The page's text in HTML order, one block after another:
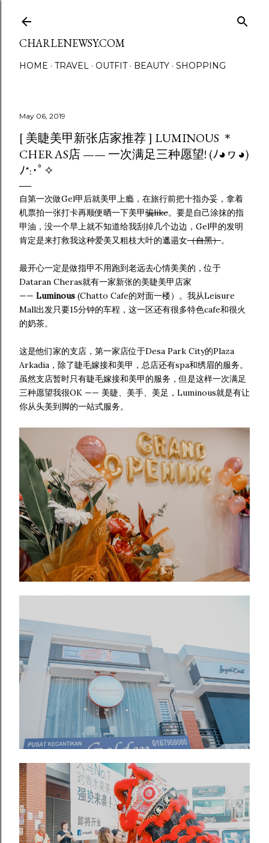
CHARLENEWSY.COM
HOME TRAVEL OUTFIT BEAUTY SHOPPING
May 06, 2019
[ 美睫美甲新张店家推荐 ] LUMINOUS ＊
CHERAS店 —— 一次满足三种愿望! (ﾉ◕ヮ◕)
ﾉ*:･ﾟ✧
自第一次做Gel甲后就美甲上瘾，在旅行前把十指办妥，拿着
机票拍一张打卡再顺便晒一下美甲骗like。要是自己涂抹的指
甲油，没一个早上就不知道给我刮掉几个边边，Gel甲的发明
肯定是来打救我这种爱美又粗枝大叶的邋遢女（自黑）。
最开心一定是做指甲不用跑到老远去心情美美的，位于
Dataran Cheras就有一家新张的美睫美甲店家
—— Luminous (Chatto Cafe的对面一楼） 。我从Leisure
Mall出发只要15分钟的车程，这一区还有很多特色cafe和很火
的奶茶。
这是他们家的支店，第一家店位于Desa Park City的Plaza
Arkadia，除了睫毛嫁接和美甲，总店还有spa和绣眉的服务。
虽然支店暂时只有睫毛嫁接和美甲的服务，但是这样一次满足
三种愿望我很OK —— 美睫、美手、美足，Luminous就是有让
你从头美到脚的一站式服务。